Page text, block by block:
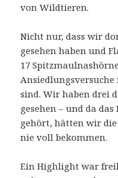
von Wildtieren.
Nicht nur, dass wir
gesehen haben und
17
sind. Wir haben drei
gesehen – und da
gehört, hätten wir die
nie voll bekommen.
Ein Highlight war